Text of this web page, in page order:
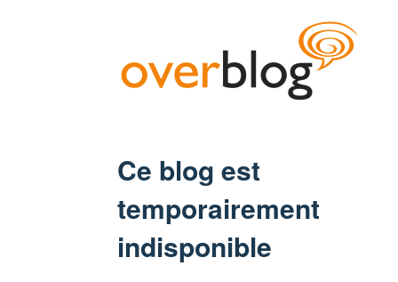
Ce blog est
temporairement
indisponible